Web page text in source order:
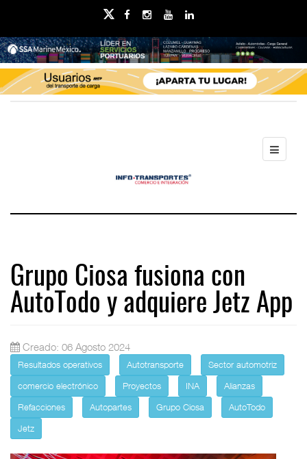
Grupo Ciosa fusiona con
AutoTodo y adquiere Jetz App
Creado: 06 Agosto 2024
Resultados operativos Autotransporte
Sector automotriz
comercio electrónico
Proyectos INA
Alianzas
Refacciones
Autopartes Grupo Ciosa
AutoTodo
Jetz